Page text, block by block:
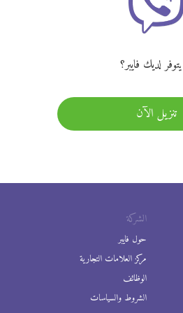
لديك فايبر؟
تنزيل الآن
الشركة
حول فايبر
مركز العلامات التجارية
الوظائف
الشروط والسياسات